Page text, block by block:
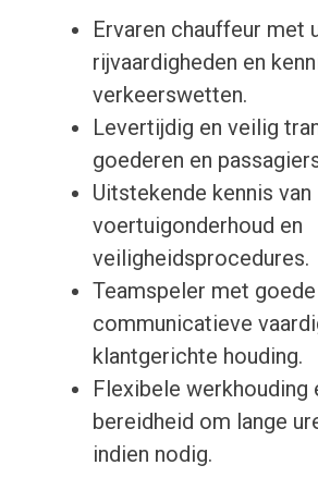
Ervaren chauffeur met
rijvaardigheden en
verkeerswetten.
Levertijdig en veilig
goederen en
Uitstekende kennis van
voertuigonderhoud en
veiligheidsprocedures.
Teamspeler met goede
communicatieve
klantgerichte houding.
Flexibele werkhouding
bereidheid om lange
indien nodig.